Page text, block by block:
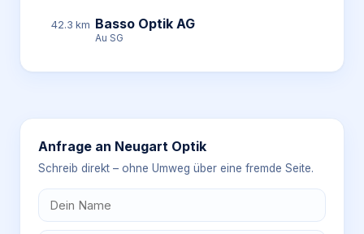
42.3 km Basso Optik AG
Au SG
Anfrage an Neugart Optik
Schreib direkt – ohne Umweg über eine fremde Seite.